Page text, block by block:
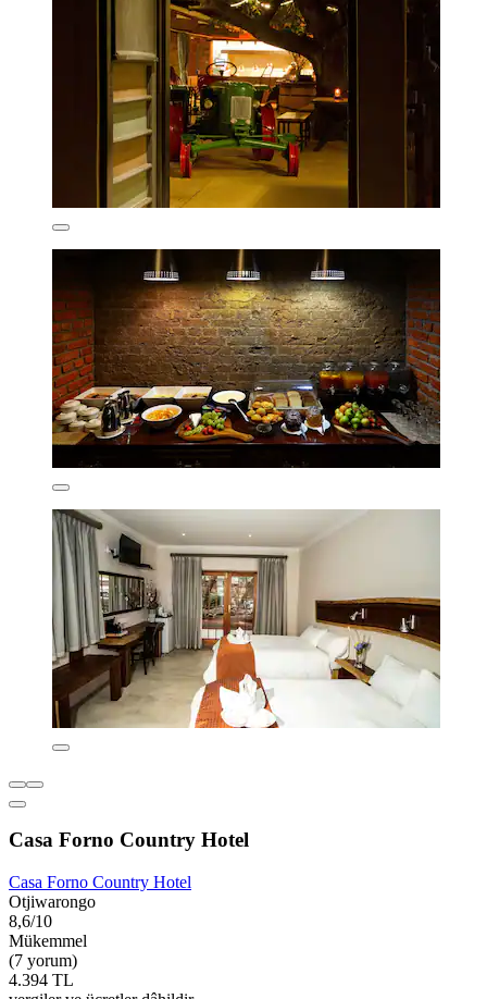
Casa Forno Country Hotel
Casa Forno Country Hotel
Otjiwarongo
8,6/10
Mükemmel
(7 yorum)
4.394 TL